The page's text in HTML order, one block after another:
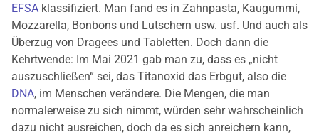
EFSA klassifiziert. Man fand es in Zahnpasta, Kaugummi,
Mozzarella, Bonbons und Lutschern usw. usf. Und auch als
Überzug von Dragees und Tabletten. Doch dann die
Kehrtwende: Im Mai 2021 gab man zu, dass es „nicht
auszuschließen“ sei, das Titanoxid das Erbgut, also die
DNA, im Menschen verändere. Die Mengen, die man
normalerweise zu sich nimmt, würden sehr wahrscheinlich
dazu nicht ausreichen, doch da es sich anreichern kann,